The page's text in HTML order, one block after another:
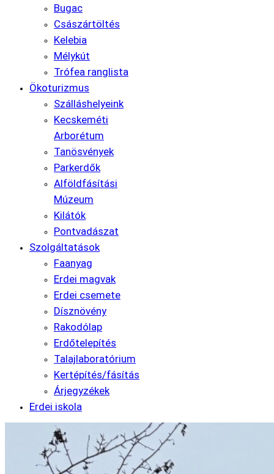
Bugac
Császártöltés
Kelebia
Mélykút
Trófea ranglista
Ökoturizmus
Szálláshelyeink
Kecskeméti
Arborétum
Tanösvények
Parkerdők
Alföldfásítási
Múzeum
Kilátók
Pontvadászat
Szolgáltatások
Faanyag
Erdei magvak
Erdei csemete
Dísznövény
Rakodólap
Erdőtelepítés
Talajlaboratórium
Kertépítés/fásítás
Árjegyzékek
Erdei iskola